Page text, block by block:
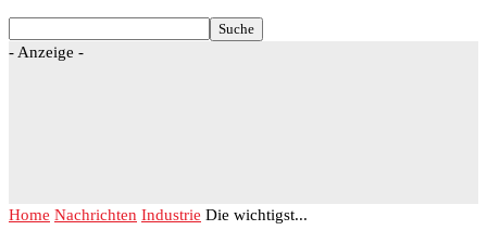
- Anzeige -
Home Nachrichten Industrie Die wichtigst...